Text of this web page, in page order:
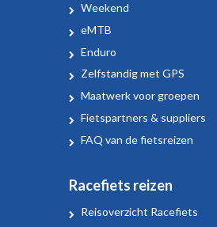
Weekend
eMTB
Enduro
Zelfstandig met GPS
Maatwerk voor groepen
Fietspartners & suppliers
FAQ van de fietsreizen
Racefiets reizen
Reisoverzicht Racefiets